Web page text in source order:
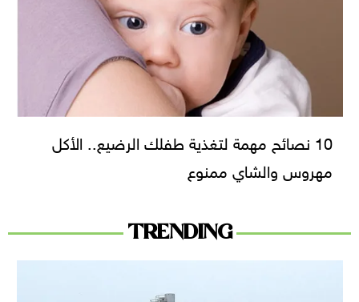
10 نصائح مهمة لتغذية طفلك الرضيع.. الأكل
مهروس والشاي ممنوع
TRENDING